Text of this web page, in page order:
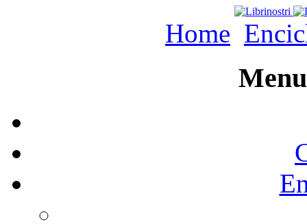
Home